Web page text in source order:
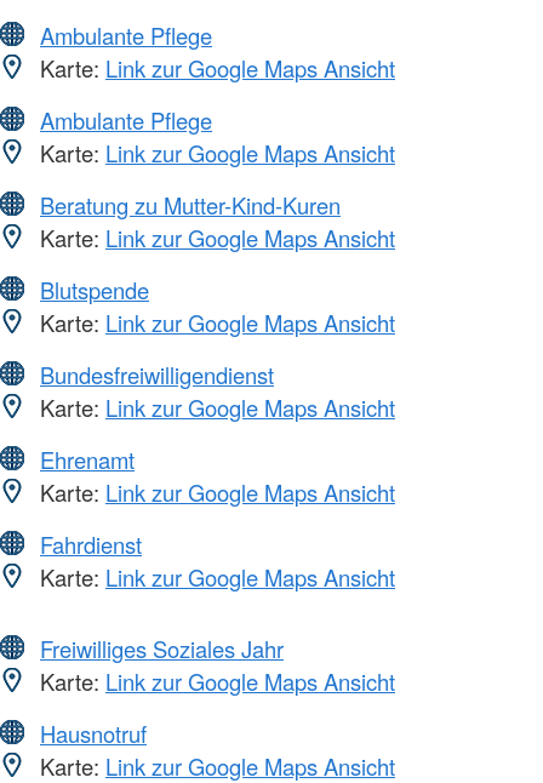
Ambulante Pflege
Karte: Link zur Google Maps Ansicht
Ambulante Pflege
Karte: Link zur Google Maps Ansicht
Beratung zu Mutter-Kind-Kuren
Karte: Link zur Google Maps Ansicht
Blutspende
Karte: Link zur Google Maps Ansicht
Bundesfreiwilligendienst
Karte: Link zur Google Maps Ansicht
Ehrenamt
Karte: Link zur Google Maps Ansicht
Fahrdienst
Karte: Link zur Google Maps Ansicht
Freiwilliges Soziales Jahr
Karte: Link zur Google Maps Ansicht
Hausnotruf
Karte: Link zur Google Maps Ansicht